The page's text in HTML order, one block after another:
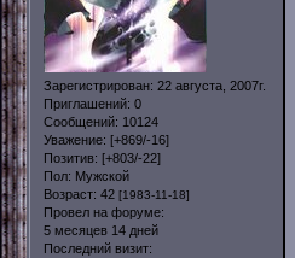
Зарегистрирован: 22 августа, 2007г.
Приглашений: 0
Сообщений: 10124
Уважение: [+869/-16]
Позитив: [+803/-22]
Пол: Мужской
Возраст: 42 [1983-11-18]
Провел на форуме:
5 месяцев 14 дней
Последний визит: